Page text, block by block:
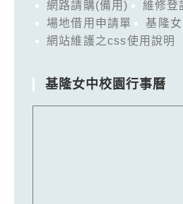
網路請購(備用)
維修登
場地借用申請單
基隆
網站維護之css使用說明
基隆女中校園行事曆